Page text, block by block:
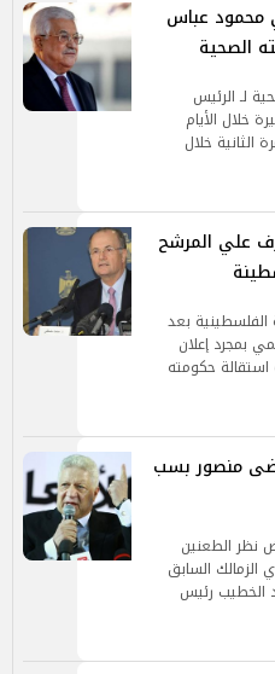
محمود عباس
الصحية
لـ الرئيس
خلال الأيام
الثانية خلال
علي المرشح
بعد
بمجرد إعلان
حكومته
منصور بسب
نظر الطعنين
السابق
الخطيب رئيس